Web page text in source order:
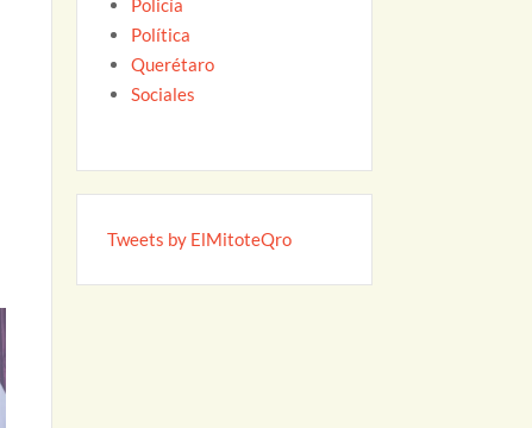
Policía
Política
Querétaro
Sociales
Tweets by ElMitoteQro